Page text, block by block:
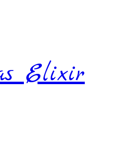
Elixir